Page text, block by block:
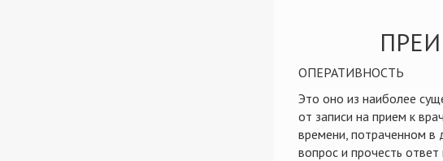
ОПЕРАТИВНОСТЬ
Это оно из наиболее
от записи на прием к
времени, потраченном в
вопрос и прочесть